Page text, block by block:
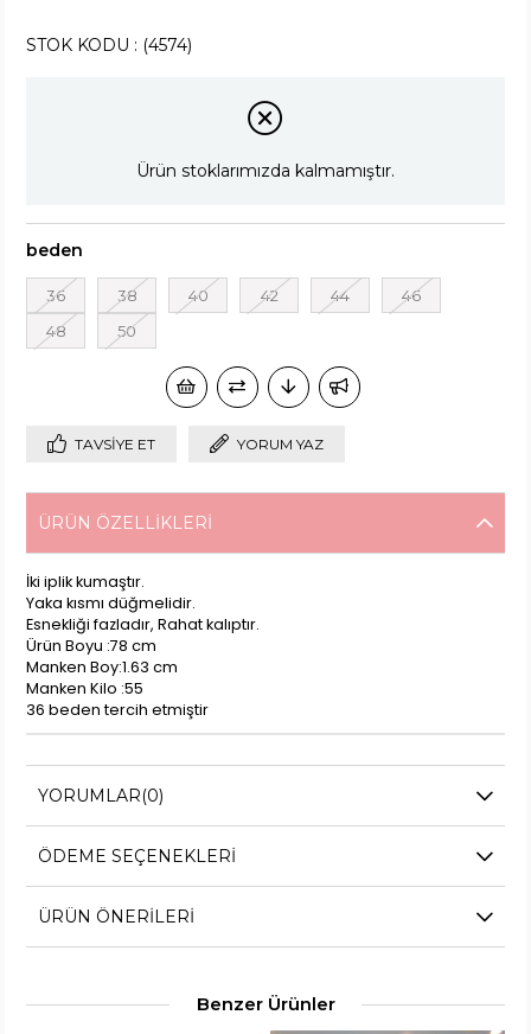
STOK KODU (4574)
Ürün stoklarımızda kalmamıştır.
beden
36 38 40 42 44
46
48
50
TAVSIYE ET YORUM YAZ
ÜRÜN ÖZELLIKLERI
İki iplik kumaştır.
Yaka kısmı düğmelidir.
Esnekliği fazladır, Rahat kalıptır.
Ürün Boyu :78 cm
Manken Boy:1.63 cm
Manken Kilo :55
36 beden tercih etmiştir
YORUMLAR(0)
ÖDEME SEÇENEKLERI
ÜRÜN ÖNERILERI
Benzer Ürünler